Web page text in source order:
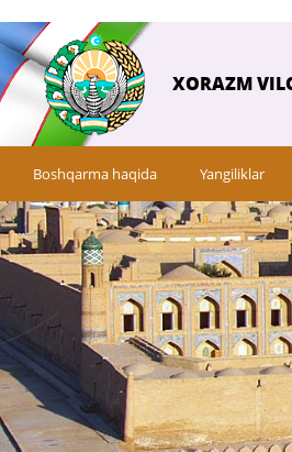
XORAZM
Boshqarma haqida Yangiliklar